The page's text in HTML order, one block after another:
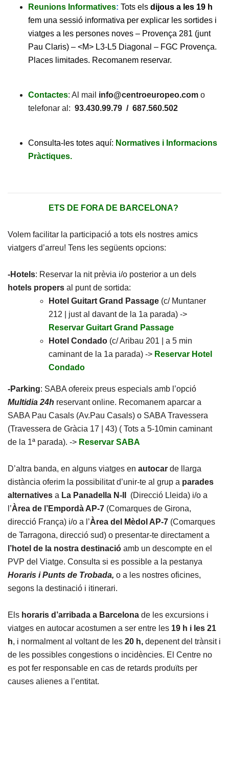
Reunions Informatives: Tots els dijous a les 19 h
fem una sessió informativa per explicar les sortides i
viatges a les persones noves – Provença 281 (junt
Pau Claris) – <M> L3-L5 Diagonal – FGC Provença.
Places limitades. Recomanem reservar.
Contactes: Al mail info@centroeuropeo.com o
telefonar al: 93.430.99.79 / 687.560.502
Consulta-les totes aquí: Normatives i Informacions
Pràctiques.
ETS DE FORA DE BARCELONA?
Volem facilitar la participació a tots els nostres amics
viatgers d’arreu! Tens les següents opcions:
-Hotels: Reservar la nit prèvia i/o posterior a un dels
hotels propers al punt de sortida:
Hotel Guitart Grand Passage (c/ Muntaner
212 | just al davant de la 1a parada) ->
Reservar Guitart Grand Passage
Hotel Condado (c/ Aribau 201 | a 5 min
caminant de la 1a parada) -> Reservar Hotel
Condado
-Parking: SABA ofereix preus especials amb l’opció
Multidia 24h reservant online. Recomanem aparcar a
SABA Pau Casals (Av.Pau Casals) o SABA Travessera
(Travessera de Gràcia 17 | 43) ( Tots a 5-10min caminant
de la 1ª parada). -> Reservar SABA
D’altra banda, en alguns viatges en autocar de llarga
distància oferim la possibilitat d’unir-te al grup a parades
alternatives a La Panadella N-II (Direcció Lleida) i/o a
l’Àrea de l’Empordà AP-7 (Comarques de Girona,
direcció França) i/o a l’Àrea del Mèdol AP-7 (Comarques
de Tarragona, direcció sud) o presentar-te directament a
l’hotel de la nostra destinació amb un descompte en el
PVP del Viatge. Consulta si es possible a la pestanya
Horaris i Punts de Trobada, o a les nostres oficines,
segons la destinació i itinerari.
Els horaris d’arribada a Barcelona de les excursions i
viatges en autocar acostumen a ser entre les 19 h i les 21
h, i normalment al voltant de les 20 h, depenent del trànsit i
de les possibles congestions o incidències. El Centre no
es pot fer responsable en cas de retards produïts per
causes alienes a l’entitat.